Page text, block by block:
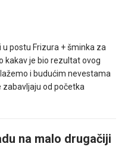
postu Frizura + šminka za
kakav je bio rezultat ovog
i budućim nevestama
zabavljaju od početka
na malo drugačiji